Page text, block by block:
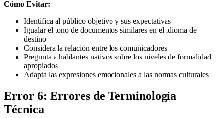
Cómo Evitar:
Identifica al público objetivo y sus expectativas
Igualar el tono de documentos similares en el idioma de
destino
Considera la relación entre los comunicadores
Pregunta a hablantes nativos sobre los niveles de formalidad
apropiados
Adapta las expresiones emocionales a las normas culturales
Error 6: Errores de Terminología
Técnica